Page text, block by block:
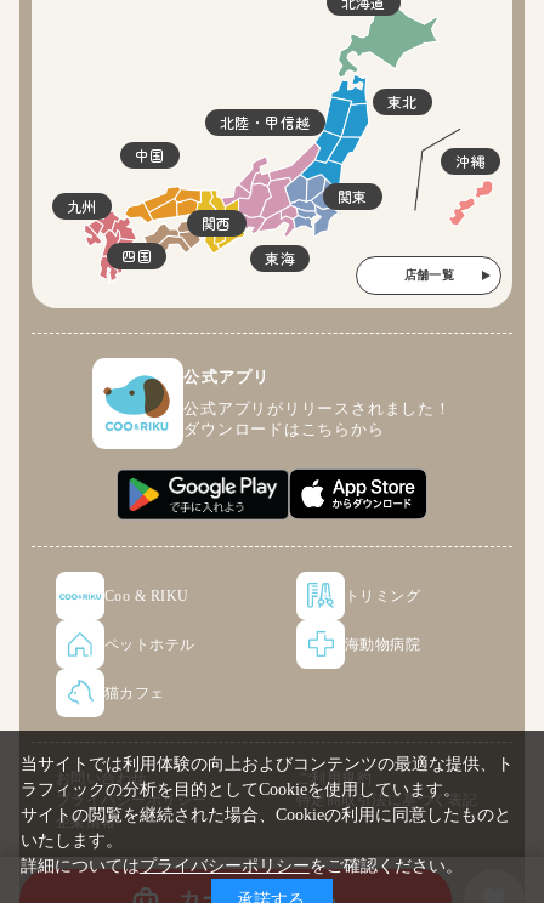
東北
関東
北陸・甲信越
東海
関西
四国
中国
九州
沖縄
店舗一覧
公式アプリ
公式アプリがリリースされました！
ダウンロードはこちらから
Coo & RIKU トリミング
ペットホテル 海動物病院
猫カフェ
お問い合わせ
ご利用規約
プライバシーポリシー
特定商取引法に基づく表記
企業情報
© COO PREMIUM ONLINE
当サイトでは利用体験の向上およびコンテンツの最適な提供、ト
ラフィックの分析を目的としてCookieを使用しています。
サイトの閲覧を継続された場合、Cookieの利用に同意したものと
いたします。
詳細についてはプライバシーポリシーをご確認ください。